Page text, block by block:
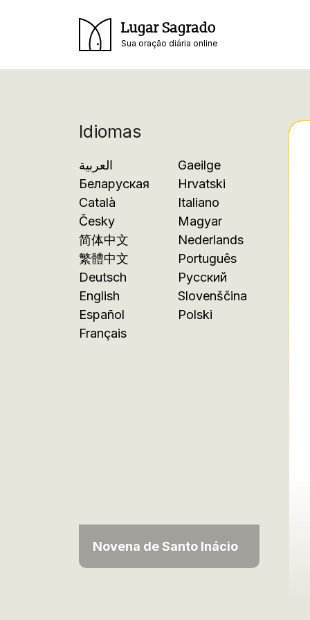
Lugar Sagrado
Sua oração diária online
Idiomas
العربية
Беларуская
Català
Česky
简体中文
繁體中文
Deutsch
English
Español
Français
Gaeilge
Hrvatski
Italiano
Magyar
Nederlands
Português
Русский
Slovenščina
Polski
Novena de Santo Inácio